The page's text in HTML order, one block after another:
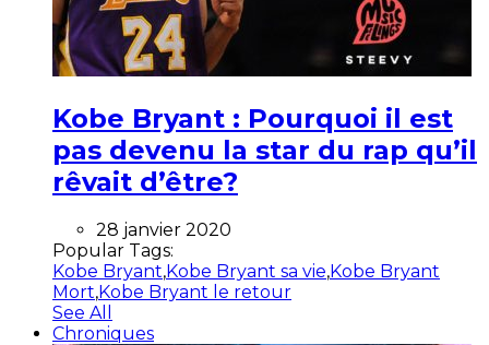
Kobe Bryant : Pourquoi il est
pas devenu la star du rap qu’il
rêvait d’être?
28 janvier 2020
Popular Tags:
Kobe Bryant,Kobe Bryant sa vie,Kobe Bryant
Mort,Kobe Bryant le retour
See All
Chroniques